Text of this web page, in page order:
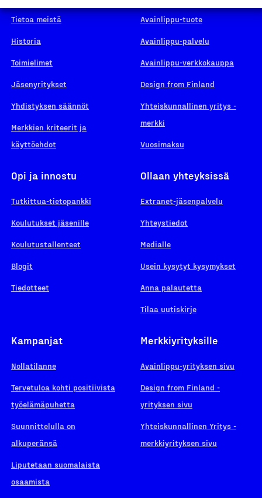
Tietoa meistä
Historia
Toimielimet
Jäsenyritykset
Yhdistyksen säännöt
Merkkien kriteerit ja
käyttöehdot
Avainlippu-tuote
Avainlippu-palvelu
Avainlippu-verkkokauppa
Design from Finland
Yhteiskunnallinen yritys -
merkki
Vuosimaksu
Opi ja innostu
Tutkittua-tietopankki
Koulutukset jäsenille
Koulutustallenteet
Blogit
Tiedotteet
Ollaan yhteyksissä
Extranet-jäsenpalvelu
Yhteystiedot
Medialle
Usein kysytyt kysymykset
Anna palautetta
Tilaa uutiskirje
Kampanjat
Nollatilanne
Tervetuloa kohti positiivista
työelämäpuhetta
Suunnittelulla on
alkuperänsä
Liputetaan suomalaista
osaamista
Merkkiyrityksille
Avainlippu-yrityksen sivu
Design from Finland -
yrityksen sivu
Yhteiskunnallinen Yritys -
merkkiyrityksen sivu